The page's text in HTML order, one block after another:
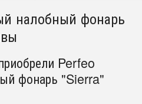
налобный фонарь
Perfeo
фонарь "Sierra"